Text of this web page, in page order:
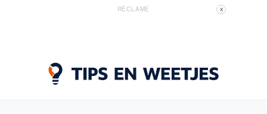
RECLAME X